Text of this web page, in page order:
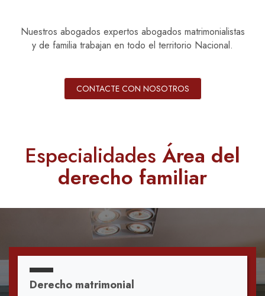
Nuestros abogados expertos abogados matrimonialistas
y de familia trabajan en todo el territorio Nacional.
CONTACTE CON NOSOTROS
Especialidades Área del
derecho familiar
Derecho matrimonial